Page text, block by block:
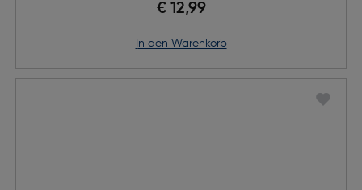
€ 12,99
in den Warenkorb